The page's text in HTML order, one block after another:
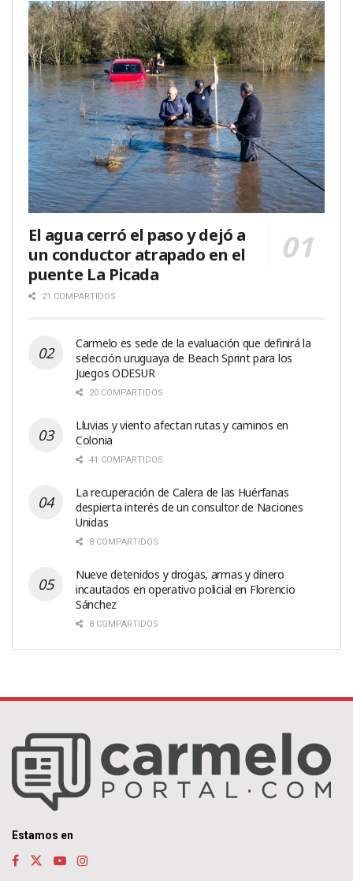
El agua cerró el paso y dejó a
un conductor atrapado en el
puente La Picada
21 COMPARTIDOS
Carmelo es sede de la evaluación que definirá la
selección uruguaya de Beach Sprint para los
Juegos ODESUR
20 COMPARTIDOS
Lluvias y viento afectan rutas y caminos en
Colonia
41 COMPARTIDOS
La recuperación de Calera de las Huérfanas
despierta interés de un consultor de Naciones
Unidas
8 COMPARTIDOS
Nueve detenidos y drogas, armas y dinero
incautados en operativo policial en Florencio
Sánchez
8 COMPARTIDOS
Estamos en